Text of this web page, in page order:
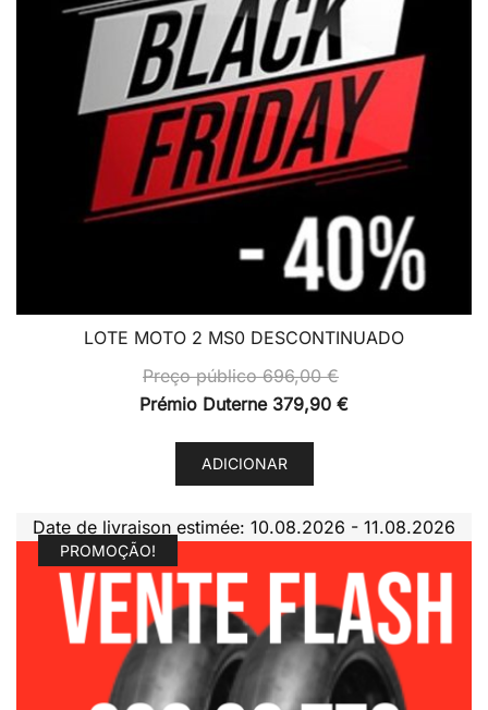
chosen
on
the
product
page
LOTE MOTO 2 MS0 DESCONTINUADO
Preço público696,00€
Prémio Duterne 379,90 €
ADICIONAR
Date de livraison estimée: 10.08.2026 - 11.08.2026
PROMOÇÃO!